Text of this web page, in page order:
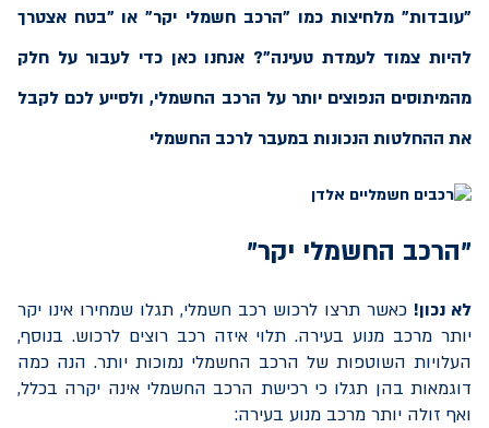
"עובדות" מלחיצות כמו "הרכב חשמלי יקר" או "בטח אצטרך
להיות צמוד לעמדת טעינה"? אנחנו כאן כדי לעבור על חלק
מהמיתוסים הנפוצים יותר על הרכב החשמלי, ולסייע לכם לקבל
את ההחלטות הנכונות במעבר לרכב החשמלי
"הרכב החשמלי יקר"
לא נכון! כאשר תרצו לרכוש רכב חשמלי, תגלו שמחירו אינו יקר
יותר מרכב מנוע בעירה. תלוי איזה רכב רוצים לרכוש. בנוסף,
העלויות השוטפות של הרכב החשמלי נמוכות יותר. הנה כמה
דוגמאות בהן תגלו כי רכישת הרכב החשמלי אינה יקרה בכלל,
ואף זולה יותר מרכב מנוע בעירה: